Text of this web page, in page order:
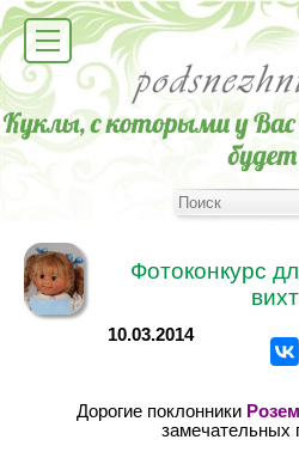
Фотоконкурс
10.03.2014
Дорогие поклонники
замечательных